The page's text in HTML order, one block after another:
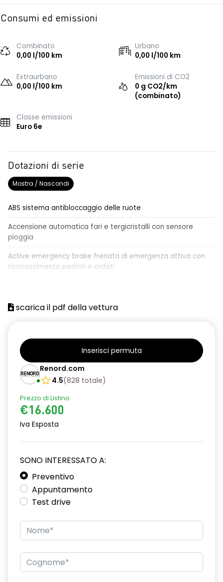
Consumi ed emissioni
Combinato
0,00 l/100 km
Urbano
0,00 l/100 km
Extraurbano
0,00 l/100 km
Emissioni di CO2
0 g CO2/km
(combinato)
Classe emissioni
Euro 6e
Dotazioni di serie
Mostra / Nascondi
ABS sistema antibloccaggio delle ruote
Accensione automatica fari e tergicristalli con sensore
pioggia
Active emergency brake frenata di emergenza attiva con
riconoscimento pedoni e ciclisti
Airbag laterali a tendina anteriori e posteriori
Alzacristalli elettrici posteriori
Bracciolo anteriore con vano portaoggetti
Cerchi da 16”
Chiave pieghevole a 3 pulsanti
Design cerchi flexwheel ATARA
Distance warning avviso distanza di sicurezza
Driver display con schermo TFT da 3,5''
Emergency call soggetto alla disponibilità di rete
compatibile 2G/3G o 4G/5G in base al veicolo
Firma luminosa pixelata con fari full LED
scarica il pdf della vettura
Inserisci permuta
Renord.com
4.5(828 totale)
Prezzo di Listino
€16.600
Iva Esposta
SONO INTERESSATO A:
Preventivo
Appuntamento
Test drive